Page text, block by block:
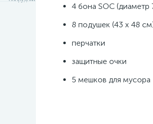
4 бона SOC (диаметр
8 подушек (43 х 48
перчатки
защитные очки
5 мешков для мусора